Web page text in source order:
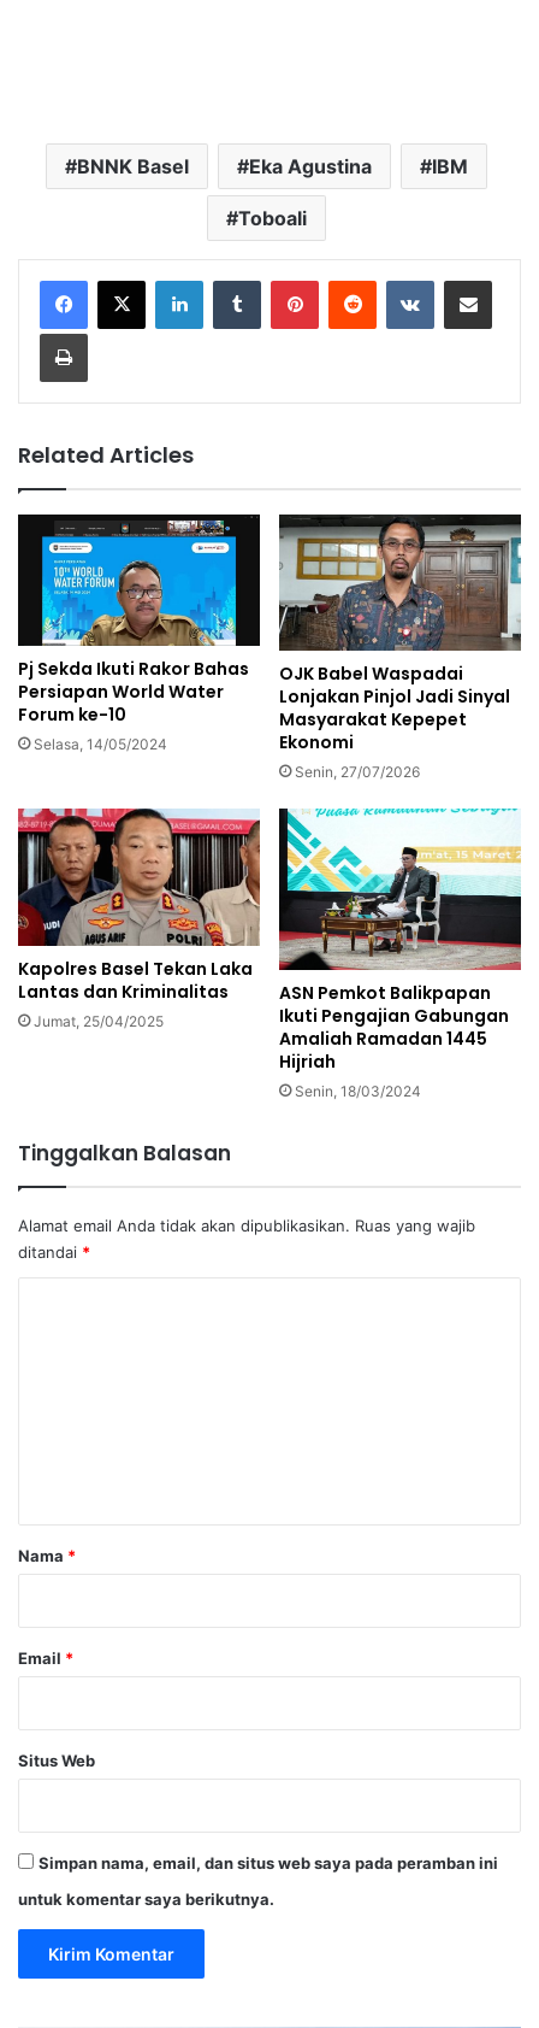
BNNK Basel Eka Agustina IBM
Toboali
LinkedInTumblr PinterestReddit VKontakteShare via Email
Print
Related Articles
Pj Sekda Ikuti Rakor Bahas
Persiapan World Water
Forum ke-10
Selasa, 14/05/2024
OJK Babel Waspadai
Lonjakan Pinjol Jadi Sinyal
Masyarakat Kepepet
Ekonomi
Senin, 27/07/2026
Kapolres Basel Tekan Laka
Lantas dan Kriminalitas
Jumat, 25/04/2025
ASN Pemkot Balikpapan
Ikuti Pengajian Gabungan
Amaliah Ramadan 1445
Hijriah
Senin, 18/03/2024
Tinggalkan Balasan
Alamat email Anda tidak akan dipublikasikan. Ruas yang wajib
ditandai *
r
Nama *
Email *
Situs Web
Simpan nama, email, dan situs web saya pada peramban ini
untuk komentar saya berikutnya.